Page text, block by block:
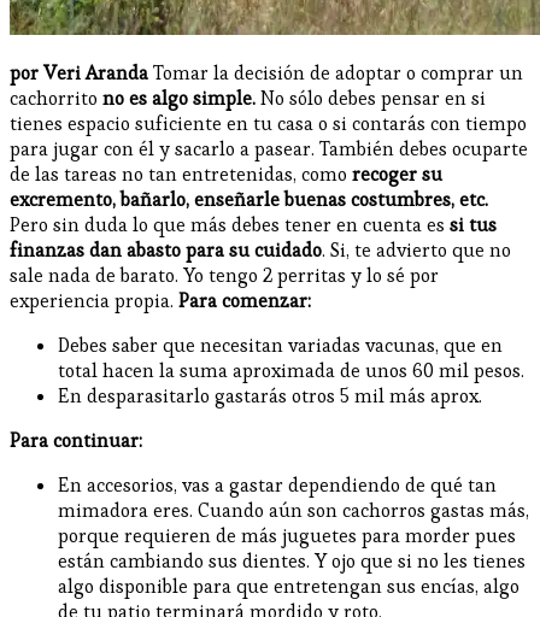
por Veri ArandaTomar la decisión de adoptar o comprar un
cachorrito no es algo simple.No sólo debes pensar en si
tienes espacio suficiente en tu casa o si contarás con tiempo
para jugar con él y sacarlo a pasear. También debes ocuparte
de las tareas no tan entretenidas, como recoger su
excremento, bañarlo, enseñarle buenas costumbres, etc.
Pero sin duda lo que más debes tener en cuenta es si tus
finanzas dan abasto para su cuidado. Si, te advierto que no
sale nada de barato. Yo tengo 2 perritas y lo sé por
experiencia propia. Para comenzar:
Debes saber que necesitan variadas vacunas, que en
total hacen la suma aproximada de unos 60 mil pesos.
En desparasitarlo gastarás otros 5 mil más aprox.
Para continuar:
En accesorios, vas a gastar dependiendo de qué tan
mimadora eres. Cuando aún son cachorros gastas más,
porque requieren de más juguetes para morder pues
están cambiando sus dientes. Y ojo que si no les tienes
algo disponible para que entretengan sus encías, algo
de tu patio terminará mordido y roto.